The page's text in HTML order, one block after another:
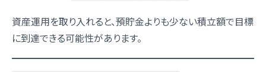
資産運用を取り入れると、預貯金よりも少ない積立額で目標
に到達できる可能性があります。